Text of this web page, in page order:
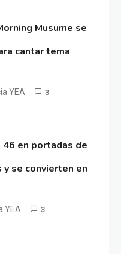
Musume se
cantar tema
YEA 3
en portadas de
se convierten en
YEA 3